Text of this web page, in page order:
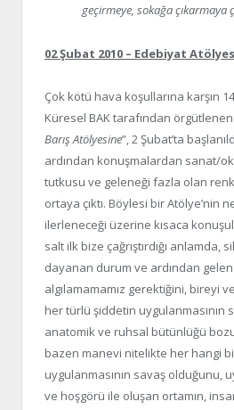
geçirmeye, sokağa çıkarmaya
02 Şubat 2010 – Edebiyat
Çok kötü hava koşullarına karşın 14
Küresel BAK tarafından örgütlenen
Barış Atölyesine”, 2 Şubat’ta
ardından konuşmalardan sanat/
tutkusu ve geleneği fazla olan
ortaya çıktı. Böylesi bir Atölye’nin
ilerleneceği üzerine kısaca
salt ilk bize çağrıştırdığı anlamda,
dayanan durum ve ardından
algılamamamız gerektiğini, bireyi
her türlü şiddetin uygulanmasının
anatomik ve ruhsal bütünlüğü
bazen manevi nitelikte her hangi
uygulanmasının savaş olduğunu,
ve hoşgörü ile oluşan ortamın,